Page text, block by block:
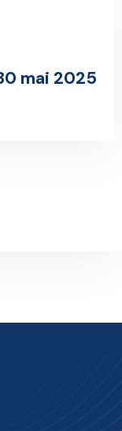
mai 2025